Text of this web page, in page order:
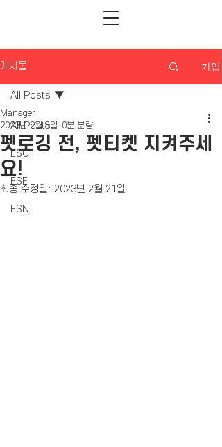
게시물 가입
All Posts
ESG
ESE
ESN
All Posts
펫로깅 전, 펫티켓 지켜주세
요!
Manager
2023년 2월 8일 0분 분량
최종 수정일: 2023년 2월 21일